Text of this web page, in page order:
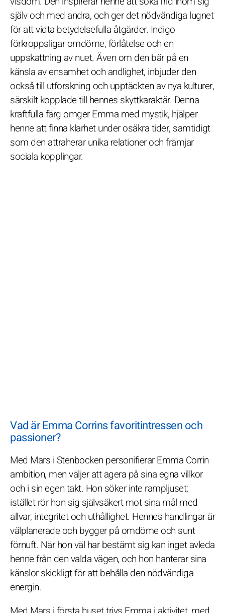
själv och med andra, och ger det nödvändiga lugnet
för att vidta betydelsefulla åtgärder. Indigo
förkroppsligar omdöme, förlåtelse och en
uppskattning av nuet. Även om den bär på en
känsla av ensamhet och andlighet, inbjuder den
också till utforskning och upptäckten av nya kulturer,
särskilt kopplade till hennes skyttkaraktär. Denna
kraftfulla färg omger Emma med mystik, hjälper
henne att finna klarhet under osäkra tider, samtidigt
som den attraherar unika relationer och främjar
sociala kopplingar.
Vad är Emma Corrins favoritintressen och
passioner?
Med Mars i Stenbocken personifierar Emma Corrin
ambition, men väljer att agera på sina egna villkor
och i sin egen takt. Hon söker inte rampljuset;
istället rör hon sig självsäkert mot sina mål med
allvar, integritet och uthållighet. Hennes handlingar är
välplanerade och bygger på omdöme och sunt
förnuft. När hon väl har bestämt sig kan inget avleda
henne från den valda vägen, och hon hanterar sina
känslor skickligt för att behålla den nödvändiga
energin.